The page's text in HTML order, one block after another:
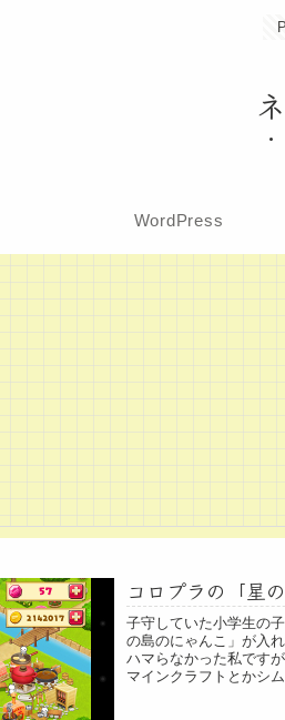
WordPress
コロプラの「星
子守していた小学生の
の島のにゃんこ」が入
ハマらなかった私です
マインクラフトとかシ